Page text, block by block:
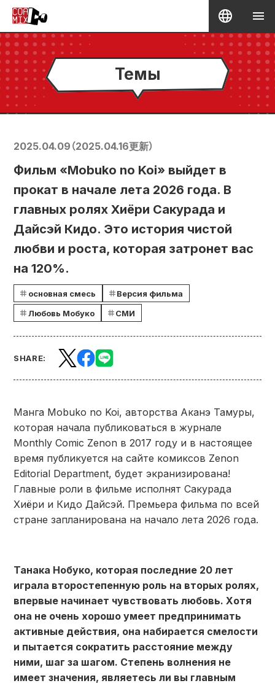
Темы
2025.04.09 （2025.04.16更新）
Фильм «Mobuko no Koi» выйдет в
прокат в начале лета 2026 года. В
главных ролях Хиёри Сакурада и
Дайсэй Кидо. Это история чистой
любви и роста, которая затронет вас
на 120%.
основная смесь
Версия фильма
Любовь Мобуко
СМИ
SHARE:
Манга Mobuko no Koi, авторства Аканэ Тамуры,
которая начала публиковаться в журнале
Monthly Comic Zenon в 2017 году и в настоящее
время публикуется на сайте комиксов Zenon
Editorial Department, будет экранизирована!
Главные роли в фильме исполнят Сакурада
Хиёри и Кидо Дайсэй. Премьера фильма по всей
стране запланирована на начало лета 2026 года.
Танака Нобуко, которая последние 20 лет
играла второстепенную роль на вторых ролях,
впервые начинает чувствовать любовь. Хотя
она не очень хорошо умеет предпринимать
активные действия, она набирается смелости
и пытается сократить расстояние между
ними, шаг за шагом. Степень волнения не
имеет значения, являетесь ли вы главным